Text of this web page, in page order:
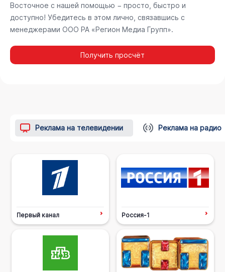
Восточное с нашей помощью − просто, быстро и
доступно! Убедитесь в этом лично, связавшись с
менеджерами ООО РА «Регион Медиа Групп».
Получить просчёт
Реклама на телевидении Реклама на радио
Первый канал Россия-1